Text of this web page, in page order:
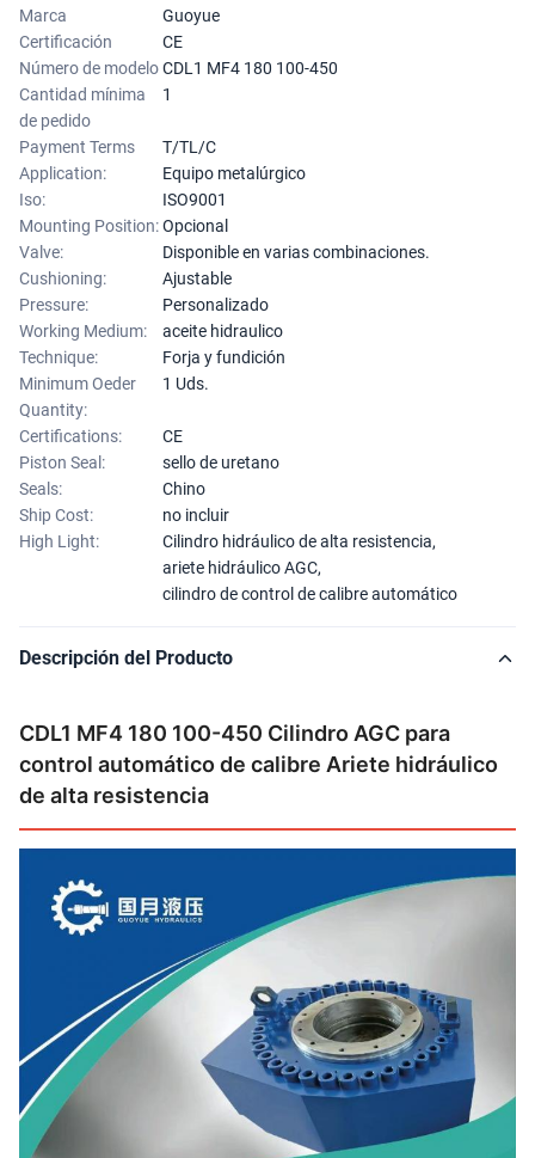
Marca
Guoyue
Certificación
CE
Número de modeloCDL1 MF4 180 100-450
Cantidad mínima
de pedido
1
Payment Terms
T/TL/C
Application:
Equipo metalúrgico
Iso:
ISO9001
Mounting Position:Opcional
Valve:
Disponible en varias combinaciones.
Cushioning:
Ajustable
Pressure:
Personalizado
Working Medium:
aceite hidraulico
Technique:
Forja y fundición
Minimum Oeder
Quantity:
1 Uds.
Certifications:
CE
Piston Seal:
sello de uretano
Seals:
Chino
Ship Cost:
no incluir
High Light:
Cilindro hidráulico de alta resistencia,
ariete hidráulico AGC,
cilindro de control de calibre automático
Descripción del Producto
CDL1 MF4 180 100-450 Cilindro AGC para
control automático de calibre Ariete hidráulico
de alta resistencia